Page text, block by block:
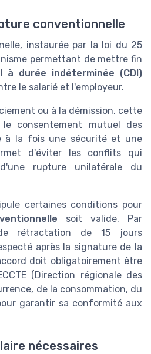
conventionnelle
instaurée par la loi du 25
permettant de mettre fin
durée indéterminée (CDI)
le salarié et l'employeur.
ou à la démission, cette
le consentement mutuel des
à la fois une sécurité et une
d'éviter les conflits qui
rupture unilatérale du
certaines conditions pour
soit valide. Par
rétractation de 15 jours
après la signature de la
doit obligatoirement être
(Direction régionale des
de la consommation, du
garantir sa conformité aux
nécessaires